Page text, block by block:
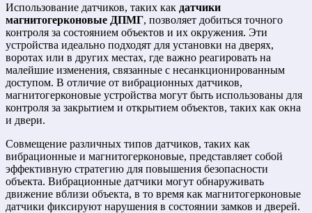
Использование датчиков, таких как датчики
магнитогерконовые ДПМГ, позволяет добиться точного
контроля за состоянием объектов и их окружения. Эти
устройства идеально подходят для установки на дверях,
воротах или в других местах, где важно реагировать на
малейшие изменения, связанные с несанкционированным
доступом. В отличие от вибрационных датчиков,
магнитогерконовые устройства могут быть использованы для
контроля за закрытием и открытием объектов, таких как окна
и двери.
Совмещение различных типов датчиков, таких как
вибрационные и магнитогерконовые, представляет собой
эффективную стратегию для повышения безопасности
объекта. Вибрационные датчики могут обнаруживать
движение вблизи объекта, в то время как магнитогерконовые
датчики фиксируют нарушения в состоянии замков и дверей.